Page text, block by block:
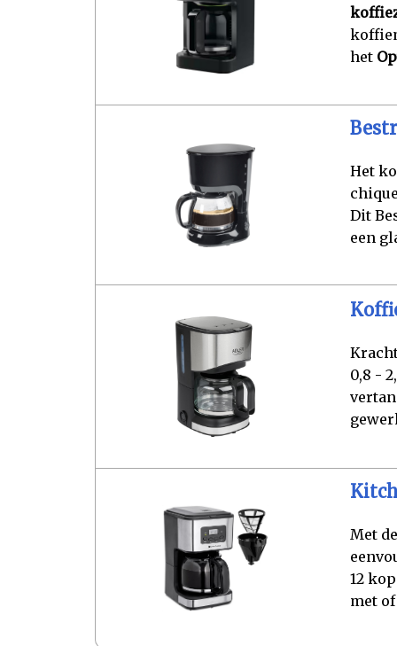
het
Het
Dit
een
0,8 -
Met
12
met